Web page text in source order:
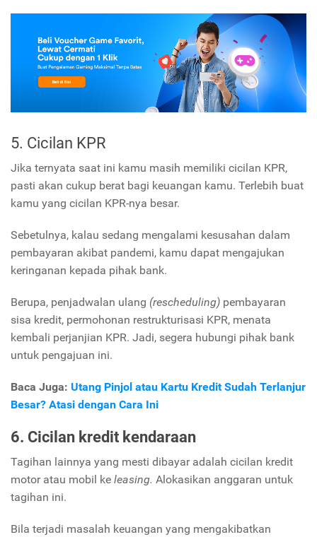
5. Cicilan KPR
Jika ternyata saat ini kamu masih memiliki cicilan KPR,
pasti akan cukup berat bagi keuangan kamu. Terlebih buat
kamu yang cicilan KPR-nya besar.
Sebetulnya, kalau sedang mengalami kesusahan dalam
pembayaran akibat pandemi, kamu dapat mengajukan
keringanan kepada pihak bank.
Berupa, penjadwalan ulang (rescheduling) pembayaran
sisa kredit, permohonan restrukturisasi KPR, menata
kembali perjanjian KPR. Jadi, segera hubungi pihak bank
untuk pengajuan ini.
Baca Juga: Utang Pinjol atau Kartu Kredit Sudah Terlanjur
Besar? Atasi dengan Cara Ini
6. Cicilan kredit kendaraan
Tagihan lainnya yang mesti dibayar adalah cicilan kredit
motor atau mobil ke leasing. Alokasikan anggaran untuk
tagihan ini.
Bila terjadi masalah keuangan yang mengakibatkan